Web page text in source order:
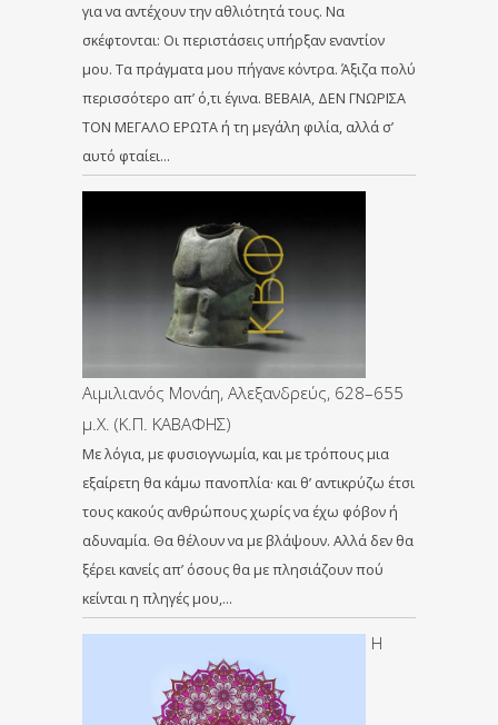
για να αντέχουν την αθλιότητά τους. Να
σκέφτονται: Οι περιστάσεις υπήρξαν εναντίον
μου. Τα πράγματα μου πήγανε κόντρα. Άξιζα πολύ
περισσότερο απ’ ό,τι έγινα. ΒΕΒΑΙΑ, ΔΕΝ ΓΝΩΡΙΣΑ
ΤΟΝ ΜΕΓΑΛΟ ΕΡΩΤΑ ή τη μεγάλη φιλία, αλλά σ’
αυτό φταίει…
Αιμιλιανός Μονάη, Αλεξανδρεύς, 628–655
μ.X. (Κ.Π. ΚΑΒΑΦΗΣ)
Με λόγια, με φυσιογνωμία, και με τρόπους μια
εξαίρετη θα κάμω πανοπλία· και θ’ αντικρύζω έτσι
τους κακούς ανθρώπους χωρίς να έχω φόβον ή
αδυναμία. Θα θέλουν να με βλάψουν. Aλλά δεν θα
ξέρει κανείς απ’ όσους θα με πλησιάζουν πού
κείνται η πληγές μου,…
Η